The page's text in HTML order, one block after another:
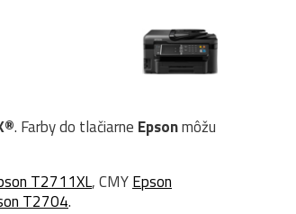
. Farby do tlačiarne Epsonmôžu
T2711XL, CMYEpson
T2704.